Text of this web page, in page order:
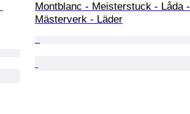
Montblanc - Meisterstuck - Låda -
Mästerverk - Läder